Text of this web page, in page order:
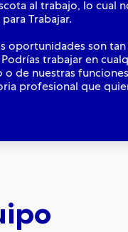
al trabajo, lo cual
para Trabajar.
oportunidades son
trabajar en
o de nuestras
profesional que